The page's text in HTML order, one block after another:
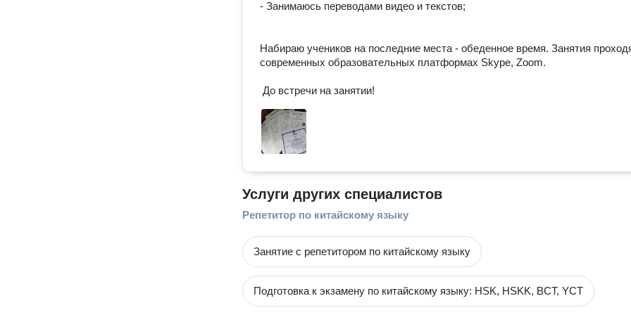
- Занимаюсь переводами видео и текстов;
Набираю учеников на последние места - обеденное время. Занятия
современных образовательных платформах Skype, Zoom.
До встречи на занятии!
Услуги других специалистов
Репетитор по китайскому языку
Занятие с репетитором по китайскому языку
Подготовка к экзамену по китайскому языку: HSK, HSKK, BCT, YCT